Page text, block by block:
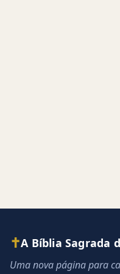
✝A Bíblia Sagrada
Uma nova página para